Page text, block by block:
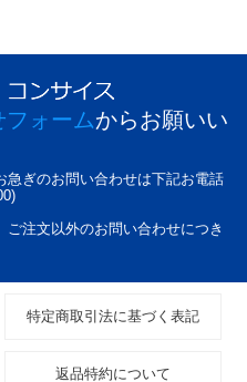
フォームからお願いい
急ぎのお問い合わせは下記お電話
注文以外のお問い合わせにつき
特定商取引法に基づく表記
返品特約について